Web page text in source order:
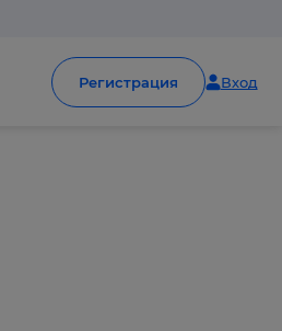
Регистрация Вход